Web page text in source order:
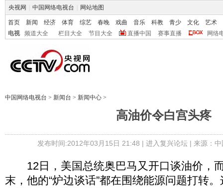
央视网 中国网络电视台 网站地图
首页 新闻 经济 体育 综艺 春晚 戏曲 音乐 科教 青少 文化
艺术
电视
频道大全 栏目大全 节目大全 直播中国 赛事直播 网络
中国网络电视台 > 新闻台 > 新闻中心 >
高油价令白宫头疼
发布时间:2012年03月15日 21:48 | 进入复兴论坛| 来源：
12日，美国总统奥巴马又开口谈油价，
末，他的“炉边谈话”都在围绕能源问题打转